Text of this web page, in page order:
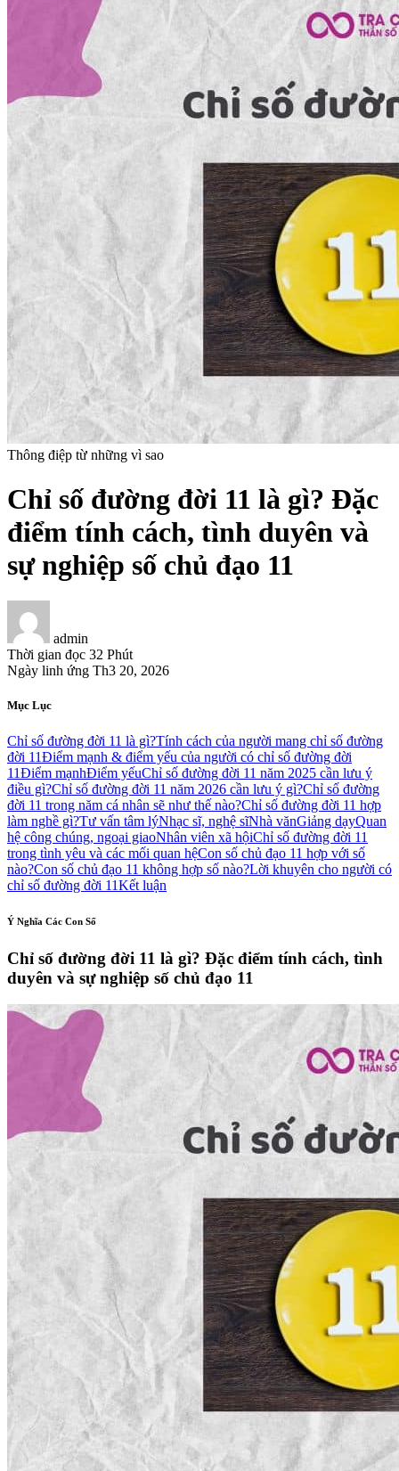
Thông điệp từ những vì sao
Chỉ số đường đời 11 là gì? Đặc
điểm tính cách, tình duyên và
sự nghiệp số chủ đạo 11
admin
Thời gian đọc 32 Phút
Ngày linh ứng Th3 20, 2026
Mục Lục
Chỉ số đường đời 11 là gì?Tính cách của người mang chỉ số đường
đời 11Điểm mạnh & điểm yếu của người có chỉ số đường đời
11Điểm mạnhĐiểm yếuChỉ số đường đời 11 năm 2025 cần lưu ý
điều gì?Chỉ số đường đời 11 năm 2026 cần lưu ý gì?Chỉ số đường
đời 11 trong năm cá nhân sẽ như thế nào?Chỉ số đường đời 11 hợp
làm nghề gì?Tư vấn tâm lýNhạc sĩ, nghệ sĩNhà vănGiảng dạyQuan
hệ công chúng, ngoại giaoNhân viên xã hộiChỉ số đường đời 11
trong tình yêu và các mối quan hệCon số chủ đạo 11 hợp với số
nào?Con số chủ đạo 11 không hợp số nào?Lời khuyên cho người có
chỉ số đường đời 11Kết luận
Ý Nghĩa Các Con Số
Chỉ số đường đời 11 là gì? Đặc điểm tính cách, tình
duyên và sự nghiệp số chủ đạo 11